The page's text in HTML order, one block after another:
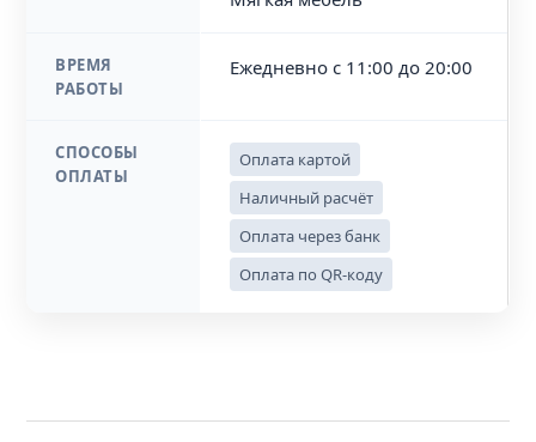
ВРЕМЯ
РАБОТЫ
Ежедневно с 11:00 до 20:00
СПОСОБЫ
ОПЛАТЫ
Оплата картой
Наличный расчёт
Оплата через банк
Оплата по QR-коду